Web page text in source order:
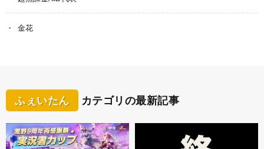
金花
ふぇいたん カテゴリの最新記事